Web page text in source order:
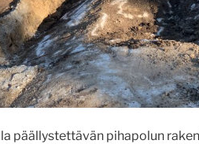
päällystettävän pihapolun